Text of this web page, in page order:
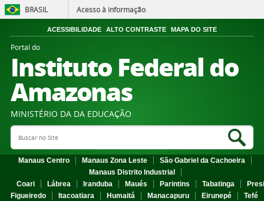
BRASIL Acesso à informação
ACESSIBILIDADE ALTO CONTRASTE MAPA DO SITE
Portal do
Instituto Federal do
Amazonas
MINISTÉRIO DA DA EDUCAÇÃO
Search Site
Manaus Centro Manaus Zona Leste
São Gabriel da Cachoeira
Manaus Distrito Industrial
Coari
Lábrea Iranduba Maués Parintins Tabatinga
Figueiredo
Itacoatiara Humaitá Manacapuru Eirunepé
Tefé